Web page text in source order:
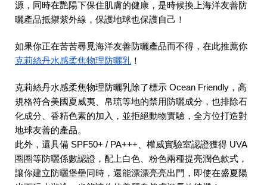
源，同時在艷陽下保住肌膚的健康，是時候換上海洋友善防
曬產品抵禦紫外線，保護地球也保護自己！
如果你正在苦苦尋覓海洋友善防曬產品而不得，在此推薦你
克莉絲丹水感柔焦物理防曬乳 ！
克莉絲丹水感柔焦物理防曬乳除了標示 Ocean Friendly，高
規格符合美國夏威夷、帛琉等地的禁用防曬成分，也排除石
化成分、香精色素的加入，並拒絕動物實驗，全方位打造對
地球友善的產品。
此外，還具備 SPF50+ / PA+++、權威實驗室認證獲得 UVA
圈圈等防曬係數認證，配上白色、粉色兩種提亮潤色款式，
讓你建立防曬堡壘同時，還能漂漂亮亮出門，即使在盛夏陽